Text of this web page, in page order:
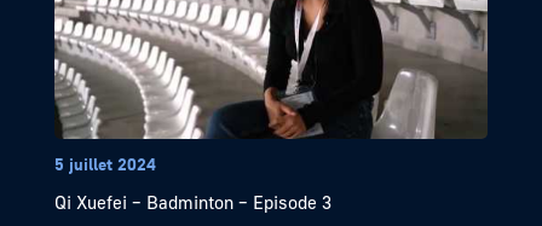
5 juillet 2024
Qi Xuefei – Badminton – Episode 3